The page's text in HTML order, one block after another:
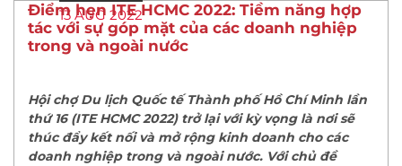
13 AUG 2022
Điểm hẹn ITE HCMC 2022: Tiềm năng hợp
tác với sự góp mặt của các doanh nghiệp
trong và ngoài nước
Hội chợ Du lịch Quốc tế Thành phố Hồ Chí Minh lần
thứ 16 (ITE HCMC 2022) trở lại với kỳ vọng là nơi sẽ
thúc đẩy kết nối và mở rộng kinh doanh cho các
doanh nghiệp trong và ngoài nước. Với chủ đề